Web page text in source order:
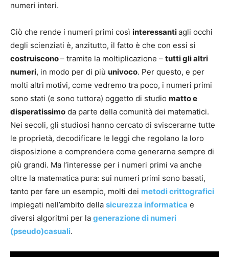
numeri interi.
Ciò che rende i numeri primi così interessantiagli occhi
degli scienziati è, anzitutto, il fatto è che con essi si
costruiscono– tramite la moltiplicazione – tutti gli altri
numeri, in modo per di più univoco. Per questo, e per
molti altri motivi, come vedremo tra poco, i numeri primi
sono stati (e sono tuttora) oggetto di studio matto e
disperatissimo da parte della comunità dei matematici.
Nei secoli, gli studiosi hanno cercato di sviscerarne tutte
le proprietà, decodificare le leggi che regolano la loro
disposizione e comprendere come generarne sempre di
più grandi. Ma l’interesse per i numeri primi va anche
oltre la matematica pura: sui numeri primi sono basati,
tanto per fare un esempio, molti dei metodi crittografici
impiegati nell’ambito della sicurezza informatica e
diversi algoritmi per la generazione di numeri
(pseudo)casuali.